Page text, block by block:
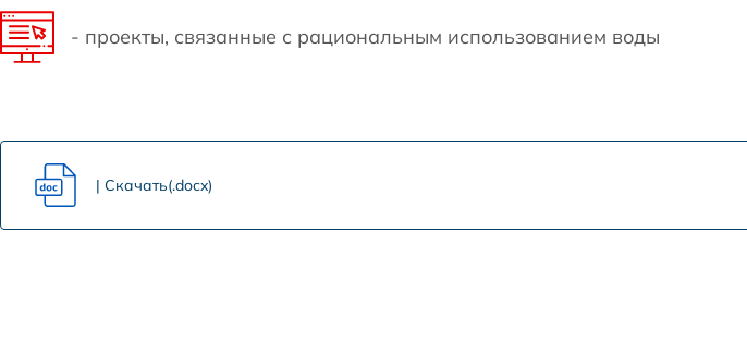
- проекты, связанные с рациональным использованием воды
Скачать(.docx)